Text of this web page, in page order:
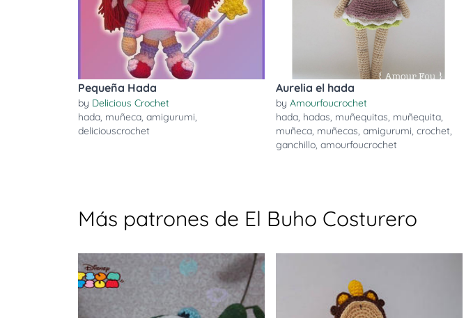
Pequeña Hada
by Delicious Crochet
hada, muñeca, amigurumi,
deliciouscrochet
Aurelia el hada
by Amourfoucrochet
hada, hadas, muñequitas, muñequita,
muñeca, muñecas, amigurumi, crochet,
ganchillo, amourfoucrochet
Más patrones de El Buho Costurero